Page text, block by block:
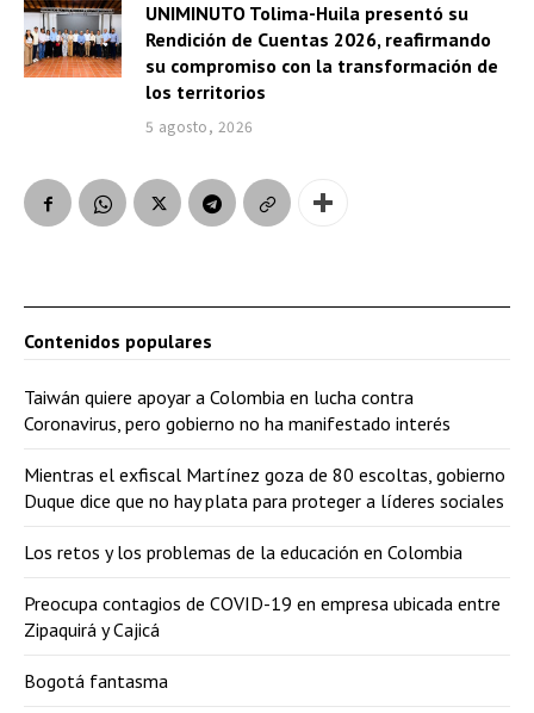
UNIMINUTO Tolima-Huila presentó su
Rendición de Cuentas 2026, reafirmando
su compromiso con la transformación de
los territorios
5 agosto, 2026
Contenidos populares
Taiwán quiere apoyar a Colombia en lucha contra
Coronavirus, pero gobierno no ha manifestado interés
Mientras el exfiscal Martínez goza de 80 escoltas, gobierno
Duque dice que no hay plata para proteger a líderes sociales
Los retos y los problemas de la educación en Colombia
Preocupa contagios de COVID-19 en empresa ubicada entre
Zipaquirá y Cajicá
Bogotá fantasma